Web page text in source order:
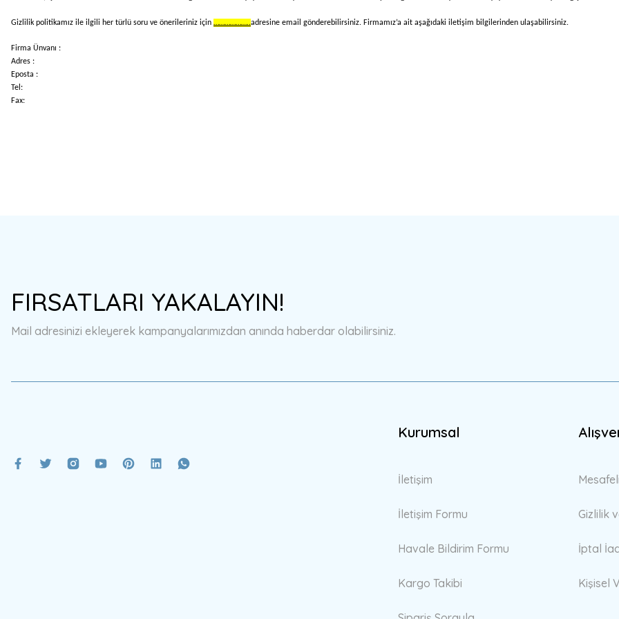
Gizlilik politikamız ile ilgili her türlü soru ve önerileriniz için ………………..adresine email gönderebilirsiniz. Firmamız’a ait aşağıdaki iletişim bilgilerinden ulaşabilirsiniz.
Firma Ünvanı :
Adres :
Eposta :
Tel:
Fax:
FIRSATLARI YAKALAYIN!
Mail adresinizi ekleyerek kampanyalarımızdan anında haberdar olabilirsiniz.
Kurumsal
İletişim
İletişim Formu
Havale Bildirim Formu
Kargo Takibi
Gizlilik
İptal
Kişisel